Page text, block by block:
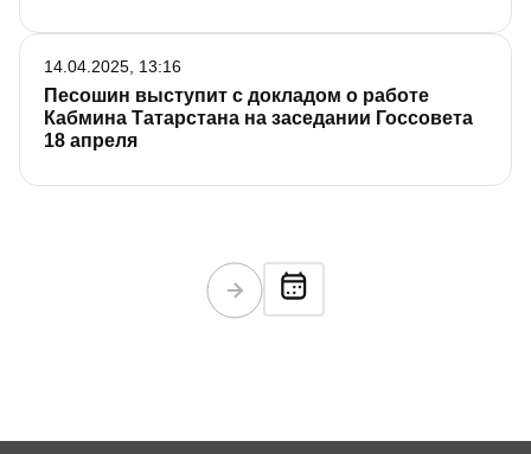
Песошин выступит с докладом о работе
Кабмина Татарстана на заседании Госсовета
18 апреля
14.04.2025, 13:16